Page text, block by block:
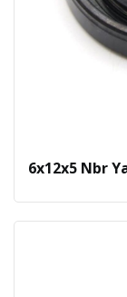
6x12x5 Nbr